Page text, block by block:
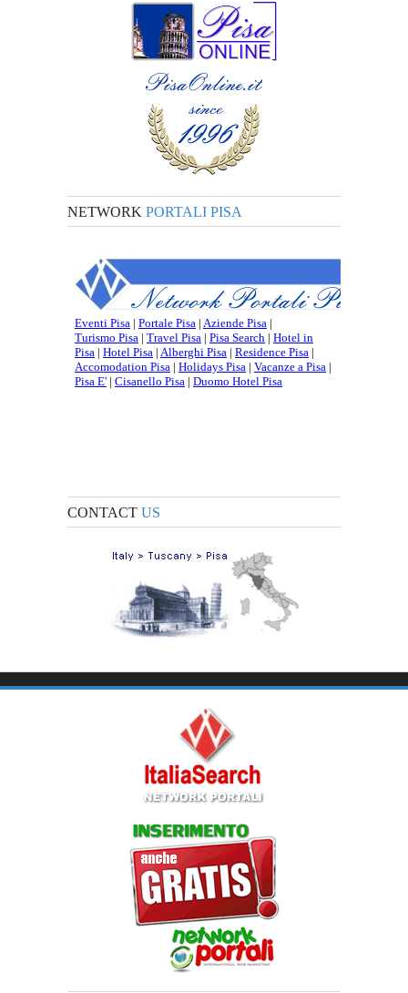
NETWORK PORTALI PISA
CONTACT US